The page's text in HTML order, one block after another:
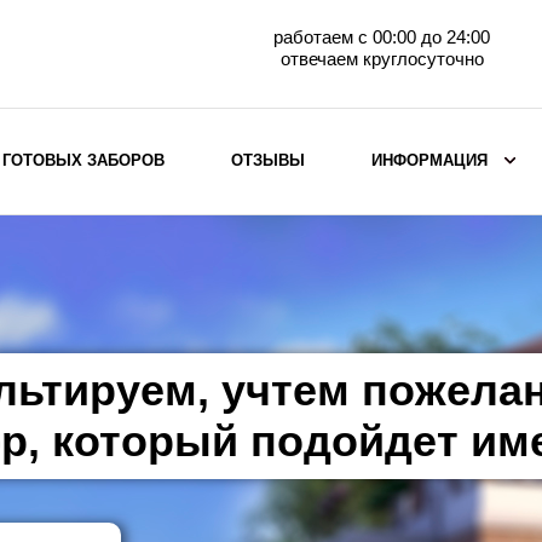
работаем с 00:00 до 24:00
отвечаем круглосуточно
горизонтального
Металлические заборы для дачи
Забор жалюзи с кирпичными столбами
Металлические заборы
Металлические ограждения
ГОТОВЫХ ЗАБОРОВ ОТЗЫВЫ ИНФОРМАЦИЯ
учтем
который подойдет